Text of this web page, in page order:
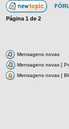
Página 1 de 2
Mensagens novas
Mensagens novas [
Mensagens novas [